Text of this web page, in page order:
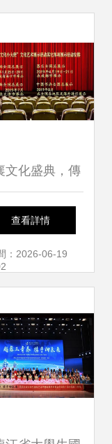
文化盛典，傳
華精神——第
中華文化小大
將于北京舉辦
查看詳情
：2026-06-19